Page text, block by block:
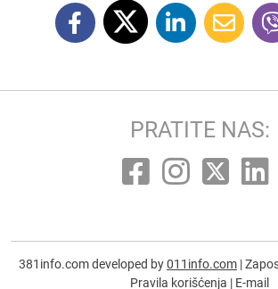
PRATITE NAS:
381info.com developed by011info.com |
Pravila korišćenja | E-mail